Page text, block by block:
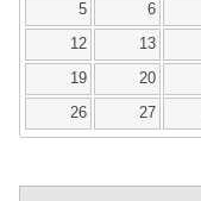
5 6
12 13
19 20
26 27